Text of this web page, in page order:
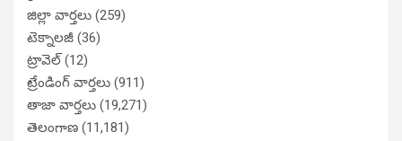
జిల్లా వార్తలు (259)
టెక్నాలజీ (36)
ట్రావెల్(12)
ట్రేండింగ్ వార్తలు (911)
తాజా వార్తలు (19,271)
తెలంగాణ (11,181)